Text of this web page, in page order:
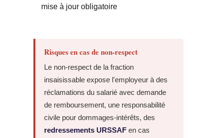
mise à jour obligatoire
Risques en cas de non-respect
Le non-respect de la fraction
insaisissable expose l'employeur à des
réclamations du salarié avec demande
de remboursement, une responsabilité
civile pour dommages-intérêts, des
redressements URSSAFen cas